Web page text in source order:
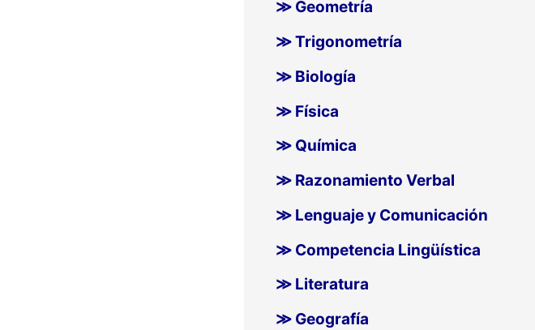
≫ Geometría
≫ Trigonometría
≫ Biología
≫ Física
≫ Química
≫ Razonamiento Verbal
≫ Lenguaje y Comunicación
≫ Competencia Lingüística
≫ Literatura
≫ Geografía